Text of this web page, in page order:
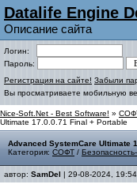
Datalife Engine
Описание сайта
Логин:
Пароль:
Регистрация на сайте! Забыли
Вы просматриваете мобильную
Nice-Soft.Net - Best Software! »
Ultimate 17.0.0.71 Final + Portable
Advanced SystemCare Ultimate
Категория: СОФТ /
автор: SamDel | 29-08-2024,